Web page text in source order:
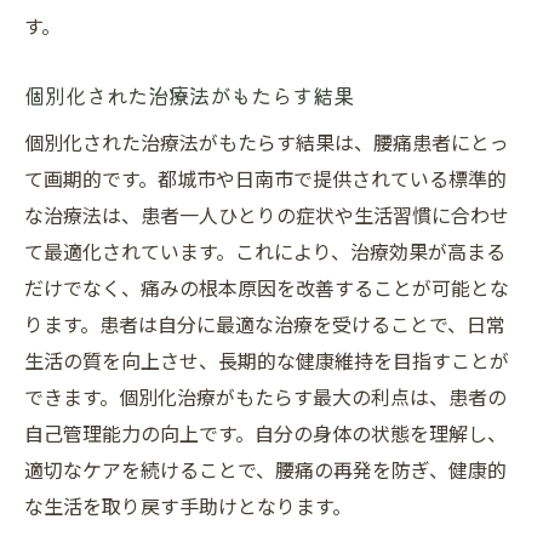
す。
個別化された治療法がもたらす結果
個別化された治療法がもたらす結果は、腰痛患者にとっ
て画期的です。都城市や日南市で提供されている標準的
な治療法は、患者一人ひとりの症状や生活習慣に合わせ
て最適化されています。これにより、治療効果が高まる
だけでなく、痛みの根本原因を改善することが可能とな
ります。患者は自分に最適な治療を受けることで、日常
生活の質を向上させ、長期的な健康維持を目指すことが
できます。個別化治療がもたらす最大の利点は、患者の
自己管理能力の向上です。自分の身体の状態を理解し、
適切なケアを続けることで、腰痛の再発を防ぎ、健康的
な生活を取り戻す手助けとなります。